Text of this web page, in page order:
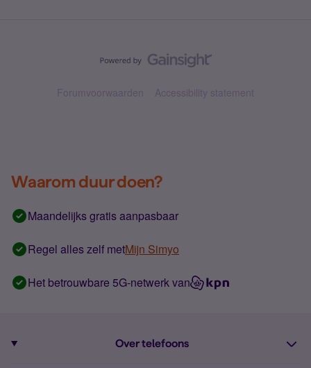
Forumvoorwaarden Accessibility statement
Waarom duur doen?
Maandelijks gratis aanpasbaar
Regel alles zelf metMijn Simyo
Het betrouwbare 5G-netwerk van
Over telefoons